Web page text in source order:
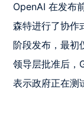
OpenAI 在发布
森特进行了协作
阶段发布，最初
领导层批准后，
表示政府正在测